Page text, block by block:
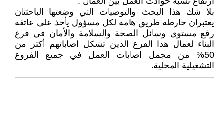
بلا شك هذا البحث والتوصيات التي وضعتها الباحثتان
يعتبران خارطة طريق هامة لكل مسؤول يأخذ على عاتقة
رفع مستوى وسائل الصحة والسلامة والأمان في فرع
البناء لعمال هذا الفرع الذين تشكل اصاباتهم أكثر من
50% من مجمل اصابات العمل في جميع الفروع
التشغيلية المحلية.